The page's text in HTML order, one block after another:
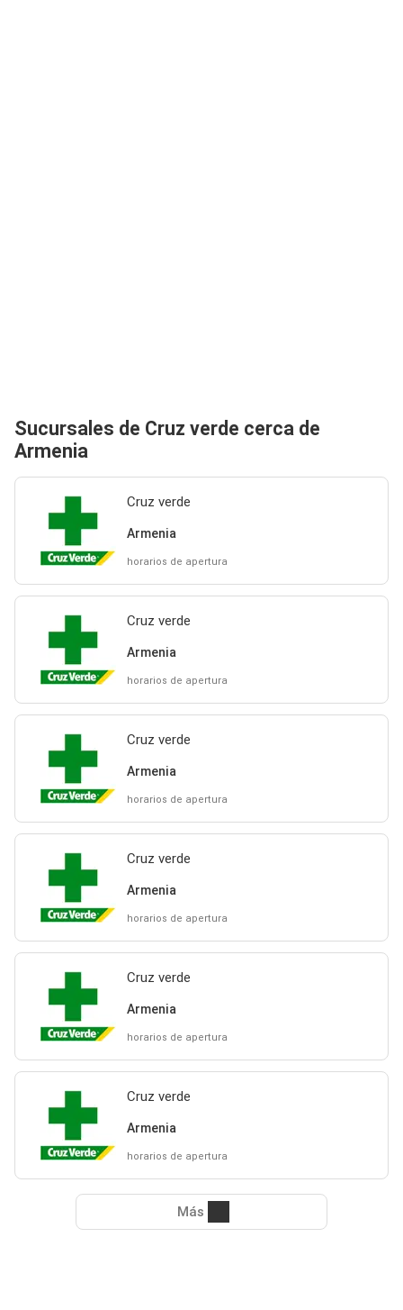
Sucursales de Cruz verde cerca de
Armenia
Cruz verde
Armenia
horarios de apertura
Cruz verde
Armenia
horarios de apertura
Cruz verde
Armenia
horarios de apertura
Cruz verde
Armenia
horarios de apertura
Cruz verde
Armenia
horarios de apertura
Cruz verde
Armenia
horarios de apertura
Más